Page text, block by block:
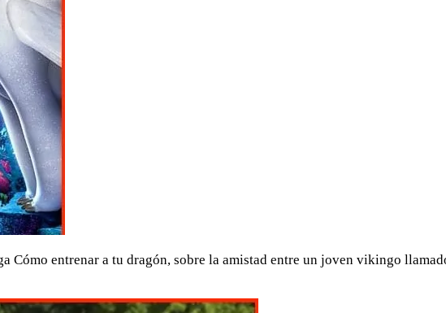
Cómo entrenar a tu dragón, sobre la amistad entre un joven vikingo